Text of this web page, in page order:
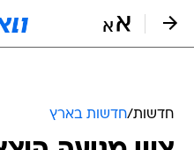
חדשות/חדשות בארץ